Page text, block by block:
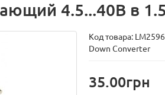
4.5...40В в
Код товара:
Down Converter
35.00грн